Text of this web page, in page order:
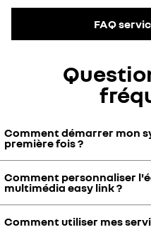
FAQ
Comment démarrer mon
première fois ?
Vous vous apprêtez à utiliser
première fois ? Appuyez sur le
multimédia s'allume.
Comment personnaliser
multimédia easy link ?
Créez le système easy link qui
Comment utiliser mes